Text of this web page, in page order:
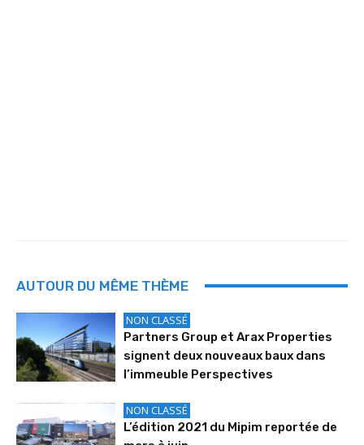
AUTOUR DU MÊME THÈME
NON CLASSÉ
Partners Group et Arax Properties
signent deux nouveaux baux dans
l’immeuble Perspectives
NON CLASSÉ
L’édition 2021 du Mipim reportée de